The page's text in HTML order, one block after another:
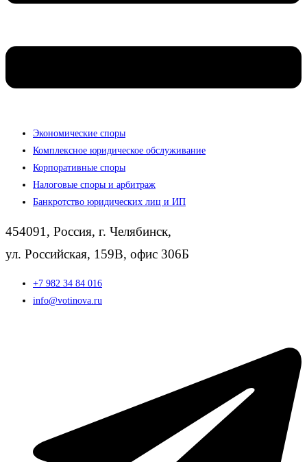
Экономические споры
Комплексное юридическое обслуживание
Корпоративные споры
Налоговые споры и арбитраж
Банкротство юридических лиц и ИП
454091, Россия, г. Челябинск,
ул. Российская, 159В, офис 306Б
+7 982 34 84 016
info@votinova.ru